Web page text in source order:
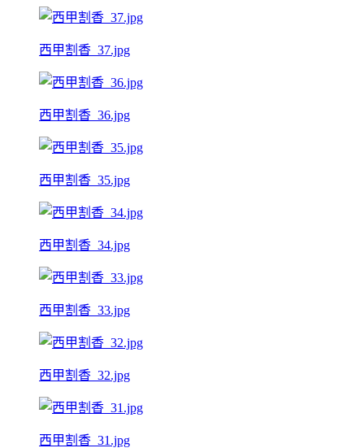
西甲割香_37.jpg
西甲割香_36.jpg
西甲割香_35.jpg
西甲割香_34.jpg
西甲割香_33.jpg
西甲割香_32.jpg
西甲割香_31.jpg